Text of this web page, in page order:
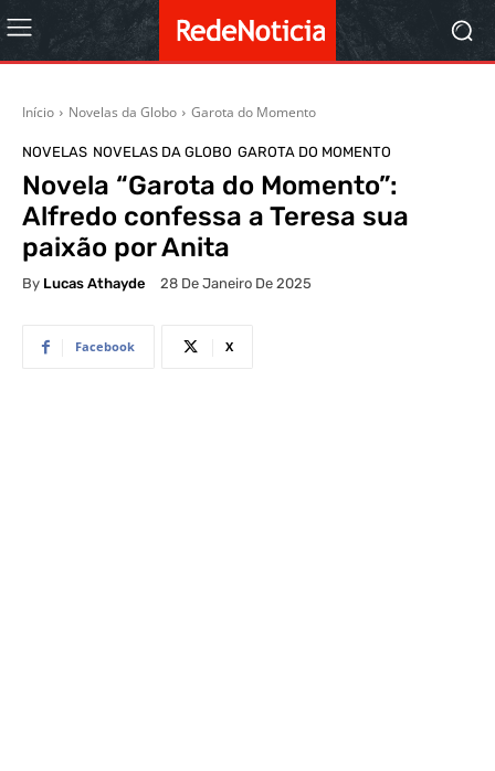
Início Novelas da Globo Garota do Momento
NOVELAS NOVELAS DA GLOBO GAROTA DO MOMENTO
Novela “Garota do Momento”:
Alfredo confessa a Teresa sua
paixão por Anita
By Lucas Athayde 28 De Janeiro De 2025
Facebook X